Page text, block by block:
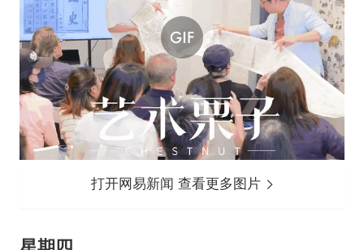
打开网易新闻 查看更多图片